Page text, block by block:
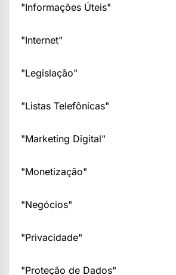
"Informações Úteis"
"Internet"
"Legislação"
"Listas Telefônicas"
"Marketing Digital"
"Monetização"
"Negócios"
"Privacidade"
"Proteção de Dados"